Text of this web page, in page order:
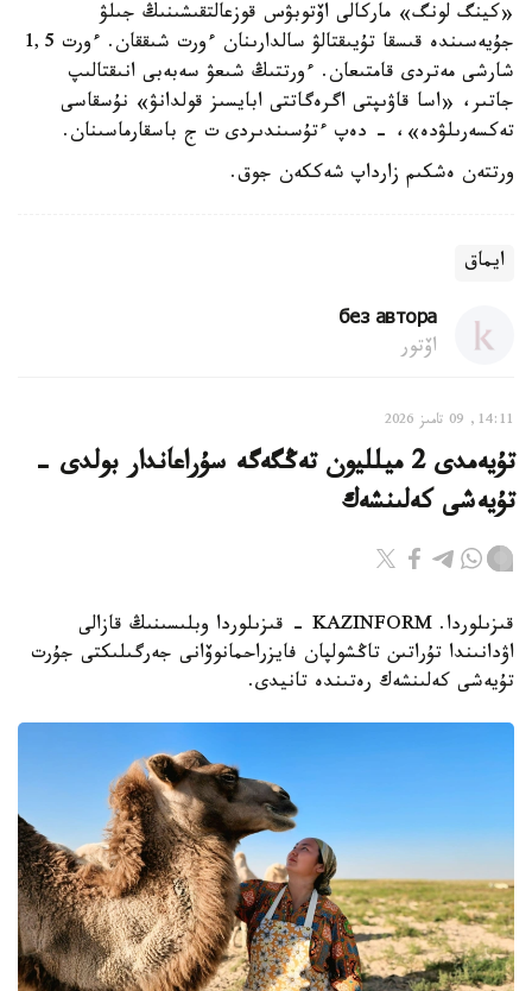
«كينگ لونگ» ماركالى اۆتوبۋس قوزعالتقىشىنىڭ جىلۋ
جۇيەسىندە قىسقا تۇيىقتالۋ سالدارىنان ءورت شىققان. ءورت 1,5
شارشى مەتردى قامتىعان. ءورتتىڭ شىعۋ سەبەبى انىقتالىپ
جاتىر، «اسا قاۋىپتى اگرەگاتتى ابايسىز قولدانۋ» نۇسقاسى
تەكسەرىلۋدە»، - دەپ ءتۇسىندىردى ت ج باسقارماسىنان.
ورتتەن ەشكىم زارداپ شەككەن جوق.
ايماق
без автора
اۆتور
14:11, 09 تامىز 2026
تۇيەمدى 2 ميلليون تەڭگەگە سۇراعاندار بولدى -
تۇيەشى كەلىنشەك
قىزىلوردا. KAZINFORM - قىزىلوردا وبلىسىنىڭ قازالى
اۋدانىندا تۇراتىن تاڭشولپان فايزراحمانوۆانى جەرگىلىكتى جۇرت
تۇيەشى كەلىنشەك رەتىندە تانيدى.